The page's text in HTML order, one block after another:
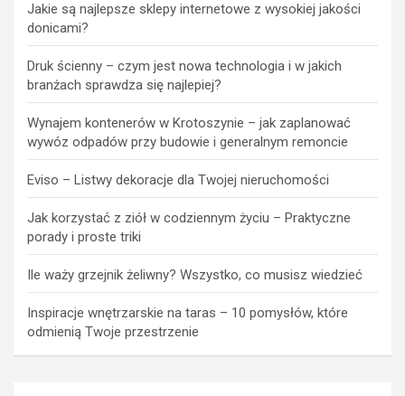
Jakie są najlepsze sklepy internetowe z wysokiej jakości
donicami?
Druk ścienny – czym jest nowa technologia i w jakich
branżach sprawdza się najlepiej?
Wynajem kontenerów w Krotoszynie – jak zaplanować
wywóz odpadów przy budowie i generalnym remoncie
Eviso – Listwy dekoracje dla Twojej nieruchomości
Jak korzystać z ziół w codziennym życiu – Praktyczne
porady i proste triki
Ile waży grzejnik żeliwny? Wszystko, co musisz wiedzieć
Inspiracje wnętrzarskie na taras – 10 pomysłów, które
odmienią Twoje przestrzenie